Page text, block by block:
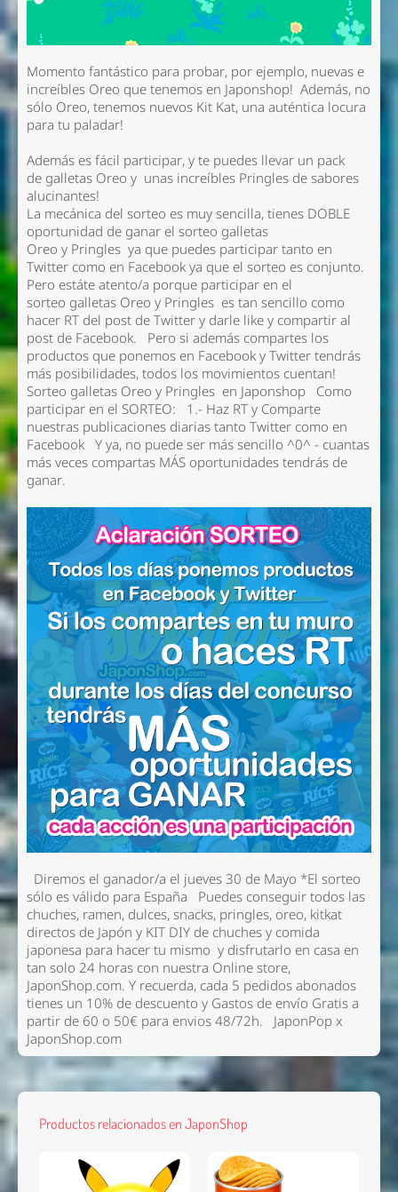
Momento fantástico para probar, por ejemplo, nuevas e
increíbles Oreo que tenemos en Japonshop! Además, no
sólo Oreo, tenemos nuevos Kit Kat, una auténtica locura
para tu paladar!
Además es fácil participar, y te puedes llevar un pack
de galletas Oreo y unas increíbles Pringles de sabores
alucinantes!
La mecánica del sorteo es muy sencilla, tienes DOBLE
oportunidad de ganar el sorteo galletas
Oreo y Pringles ya que puedes participar tanto en
Twitter como en Facebook ya que el sorteo es conjunto.
Pero estáte atento/a porque participar en el
sorteo galletas Oreo y Pringles es tan sencillo como
hacer RT del post de Twitter y darle like y compartir al
post de Facebook. Pero si además compartes los
productos que ponemos en Facebook y Twitter tendrás
más posibilidades, todos los movimientos cuentan!
Sorteo galletas Oreo y Pringles en Japonshop Como
participar en el SORTEO: 1.- Haz RT y Comparte
nuestras publicaciones diarias tanto Twitter como en
Facebook Y ya, no puede ser más sencillo ^0^ - cuantas
más veces compartas MÁS oportunidades tendrás de
ganar.
Diremos el ganador/a el jueves 30 de Mayo *El sorteo
sólo es válido para España Puedes conseguir todos las
chuches, ramen, dulces, snacks, pringles, oreo, kitkat
directos de Japón y KIT DIY de chuches y comida
japonesa para hacer tu mismo y disfrutarlo en casa en
tan solo 24 horas con nuestra Online store,
JaponShop.com. Y recuerda, cada 5 pedidos abonados
tienes un 10% de descuento y Gastos de envío Gratis a
partir de 60 o 50€ para envios 48/72h. JaponPop x
JaponShop.com
Productos relacionados en JaponShop